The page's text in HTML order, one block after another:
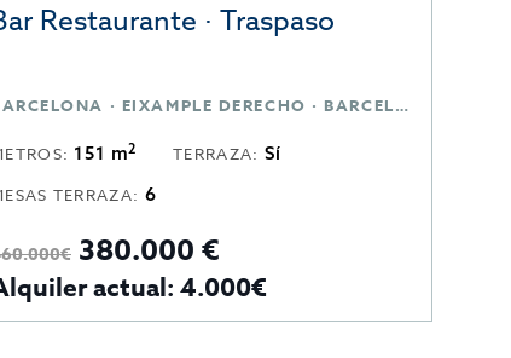
Restaurante · Traspaso
BARCELONA · EIXAMPLE DERECHO · BARCELONA
151 m2 TERRAZA: Sí
TERRAZA: 6
380.000 €
actual: 4.000€